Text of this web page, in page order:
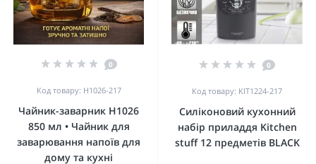
0
Код товару: H1026-217
Чайник-заварник H1026
850 мл • Чайник для
заварювання напоїв для
дому та кухні
0
Код товару: KIT1224-217
Силіконовий кухонний
набір приладдя Kitchen
stuff 12 предметів BLACK